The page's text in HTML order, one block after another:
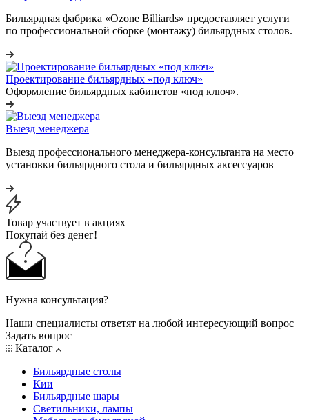
Бильярдная фабрика «Ozone Billiards» предоставляет услуги
по профессиональной сборке (монтажу) бильярдных столов.
Проектирование бильярдных «под ключ»
Оформление бильярдных кабинетов «под ключ».
Выезд менеджера
Выезд профессионального менеджера-консультанта на место
установки бильярдного стола и бильярдных аксессуаров
Товар участвует в акциях
Покупай без денег!
Нужна консультация?
Наши специалисты ответят на любой интересующий вопрос
Задать вопрос
Каталог
Бильярдные столы
Кии
Бильярдные шары
Светильники, лампы